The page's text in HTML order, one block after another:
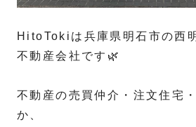
HitoTokiは兵庫県明石市の西
不動産会社です🌿
不動産の売買仲介・注文住宅
か、